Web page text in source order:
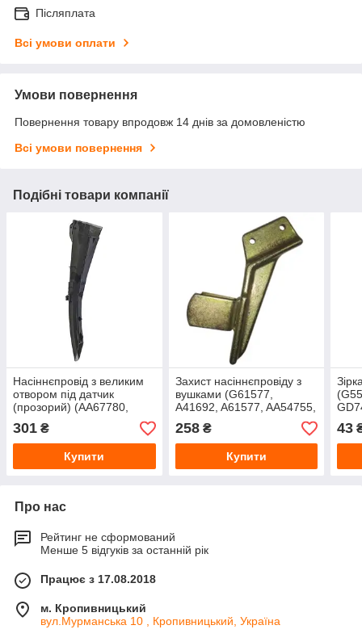
Післяплата
Всі умови оплати
Умови повернення
Повернення товару впродовж 14 днів за домовленістю
Всі умови повернення
Подібні товари компанії
Насіннєпровід з великим
отвором під датчик
(прозорий) (AA67780,
G67780) до просапних
сівалок John Deere від
Greenly
301 ₴
Купити
Захист насіннєпровіду з
вушками (G61577,
A41692, A61577, AA54755,
GB0241) до просапних
сівалок John Deere від
Greenly
258₴
Купити
від
43
Про нас
Рейтинг не сформований
Менше 5 відгуків за останній рік
Працює з 17.08.2018
м. Кропивницький
вул.Мурманська 10 , Кропивницький, Україна